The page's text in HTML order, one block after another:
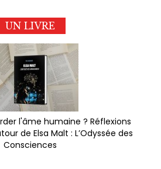
UN LIVRE
l'âme humaine ? Réflexions
de Elsa Malt : L’Odyssée des
Consciences